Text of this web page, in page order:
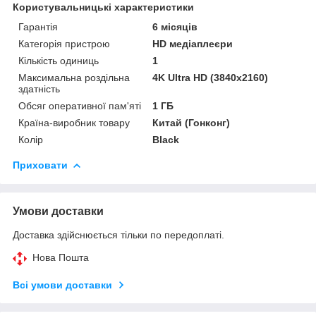
Користувальницькі характеристики
Гарантія
6 місяців
Категорія пристрою
HD медіаплеєри
Кількість одиниць
1
Максимальна роздільна
здатність
4K Ultra HD (3840x2160)
Обсяг оперативної пам'яті
1 ГБ
Країна-виробник товару
Китай (Гонконг)
Колір
Black
Приховати
Умови доставки
Доставка здійснюється тільки по передоплаті.
Нова Пошта
Всі умови доставки